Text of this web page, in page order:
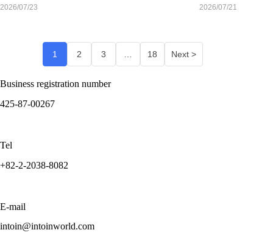
Retatrutide Mean for Sponsors Evaluating Korea
2026/07/23
Are Going
Ready for the
2026/07/21
1 2 3 18 Next >
Business registration number
425-87-00267
Tel
+82-2-2038-8082
E-mail
intoin@intoinworld.com